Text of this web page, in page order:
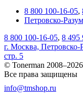
8 800 100-16-05,
Петровско-
8 800 100-16-05, 8 495
г. Москва,
стр. 5
© Tonerman 2008–2026
Все права защищены
info@tmshop.ru